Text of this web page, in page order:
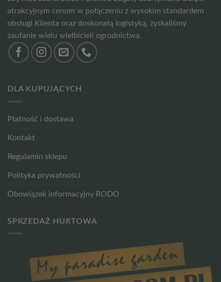
atrakcyjnym cenom w połączeniu z wysokim standardem
obsługi Klienta oraz doskonałą logistyką, zyskaliśmy
zaufanie wielu wielbicieli ogrodnictwa.
DLA KUPUJĄCYCH
Płatność i dostawa
Kontakt
Regulamin sklepu
Polityka prywatności
Obowiązek informacyjny RODO
SPRZEDAŻ HURTOWA